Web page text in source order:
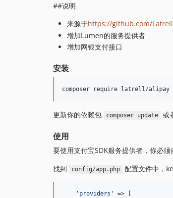
##说明
来源于https://github.com/
增加Lumen的服务提供者
增加网银支付接口
安装
更新你的依赖包 composer update 或
使用
要使用支付宝SDK服务提供者，你必
找到
config/app.php 配置文件中，
' providers '
=> [